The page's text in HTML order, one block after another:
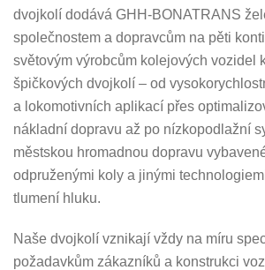
dvojkolí dodává GHH-BONATRANS
společnostem a dopravcům na pěti
světovým výrobcům kolejových vozidel
špičkových dvojkolí – od
a lokomotivních aplikací přes
nákladní dopravu až po nízkopodlažní
městskou hromadnou dopravu
odpruženými koly a jinými
tlumení hluku.
Naše dvojkolí vznikají vždy na míru
požadavkům zákazníků a konstrukci